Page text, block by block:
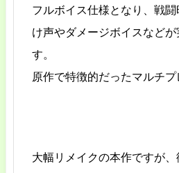
フルボイス仕様となり、戦
け声やダメージボイスなどが
す。
原作で特徴的だったマルチプ
大幅リメイクの本作ですが